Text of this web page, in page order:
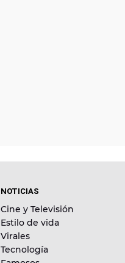
NOTICIAS
Cine y Televisión
Estilo de vida
Virales
Tecnología